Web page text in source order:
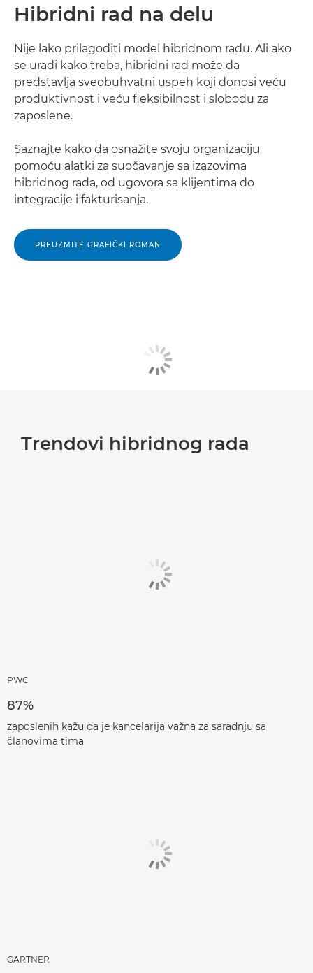
Hibridni rad na delu
Nije lako prilagoditi model hibridnom radu. Ali ako
se uradi kako treba, hibridni rad može da
predstavlja sveobuhvatni uspeh koji donosi veću
produktivnost i veću fleksibilnost i slobodu za
zaposlene.
Saznajte kako da osnažite svoju organizaciju
pomoću alatki za suočavanje sa izazovima
hibridnog rada, od ugovora sa klijentima do
integracije i fakturisanja.
PREUZMITE GRAFIČKI ROMAN
Trendovi hibridnog rada
PWC
87%
zaposlenih kažu da je kancelarija važna za saradnju sa
članovima tima
GARTNER